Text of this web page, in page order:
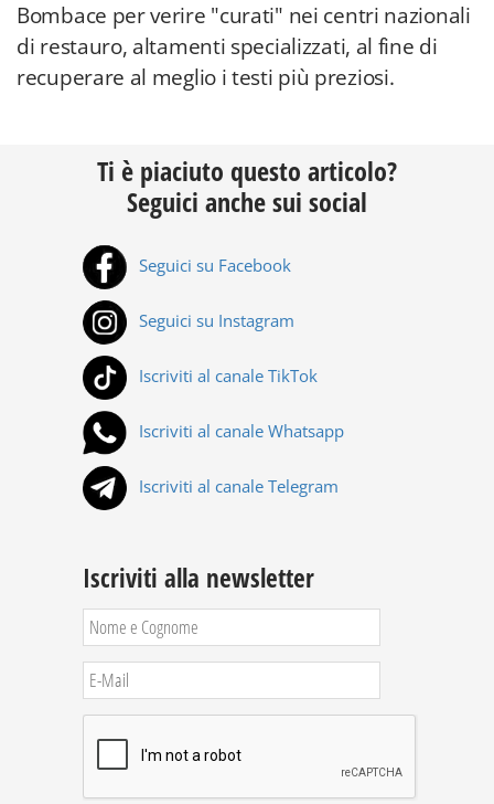
Bombace per verire "curati" nei centri nazionali
di restauro, altamenti specializzati, al fine di
recuperare al meglio i testi più preziosi.
Ti è piaciuto questo articolo?
Seguici anche sui social
Seguici su Facebook
Seguici su Instagram
Iscriviti al canale TikTok
Iscriviti al canale Whatsapp
Iscriviti al canale Telegram
Iscriviti alla newsletter